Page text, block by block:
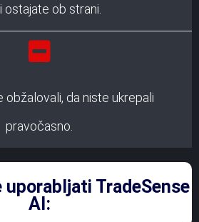
ostajate ob strani.
obžalovali, da niste ukrepali
pravočasno.
uporabljati TradeSense
AI: